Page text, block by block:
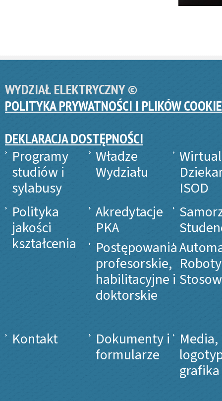
WYDZIAŁ ELEKTRYCZNY ©
POLITYKA PRYWATNOŚCI I PLIKÓW
DEKLARACJA DOSTĘPNOŚCI
Programy
studiów i
sylabusy
Władze
Wydziału
ISOD
Polityka
jakości
kształcenia
Akredytacje
PKA
Postępowania
profesorskie,
habilitacyjne i
doktorskie
Kontakt
Dokumenty i
formularze
Media,
grafika